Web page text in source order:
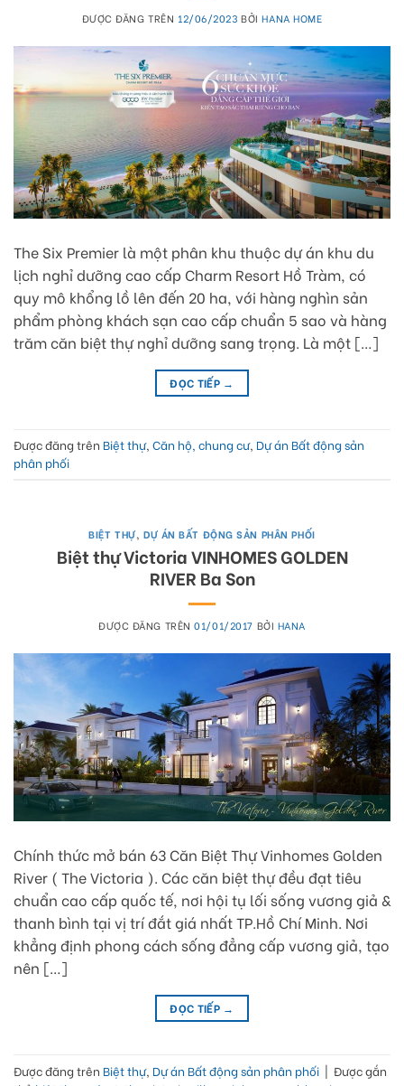
ĐƯỢC ĐĂNG TRÊN 12/06/2023 BỞIHANA HOME
The Six Premier là một phân khu thuộc dự án khu du
lịch nghỉ dưỡng cao cấp Charm Resort Hồ Tràm, có
quy mô khổng lồ lên đến 20 ha, với hàng nghìn sản
phẩm phòng khách sạn cao cấp chuẩn 5 sao và hàng
trăm căn biệt thự nghỉ dưỡng sang trọng. Là một […]
ĐỌC TIẾP →
Được đăng trên Biệt thự, Căn hộ, chung cư, Dự án Bất động sản
phân phối
BIỆT THỰ, DỰ ÁN BẤT ĐỘNG SẢN PHÂN PHỐI
Biệt thự Victoria VINHOMES GOLDEN
RIVER Ba Son
ĐƯỢC ĐĂNG TRÊN01/01/2017 BỞI HANA
Chính thức mở bán 63 Căn Biệt Thự Vinhomes Golden
River ( The Victoria ). Các căn biệt thự đều đạt tiêu
chuẩn cao cấp quốc tế, nơi hội tụ lối sống vương giả &
thanh bình tại vị trí đắt giá nhất TP.Hồ Chí Minh. Nơi
khẳng định phong cách sống đẳng cấp vương giả, tạo
nên […]
ĐỌC TIẾP →
Được đăng trên Biệt thự, Dự án Bất động sản phân phối | Được gắn